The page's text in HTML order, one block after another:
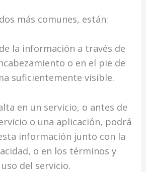
más comunes, están:
la información a través de
o en el pie de
suficientemente visible.
en un servicio, o antes de
o una aplicación, podrá
información junto con la
o en los términos y
del servicio.